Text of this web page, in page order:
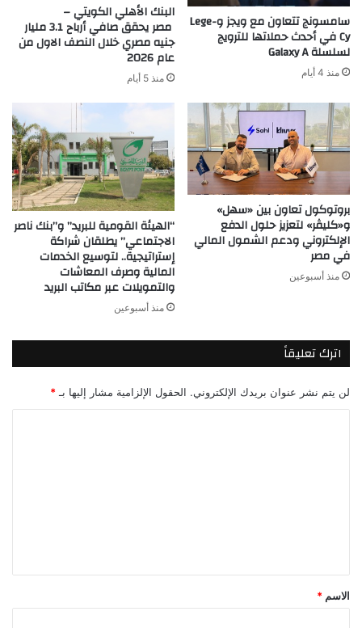
سامسونج تتعاون مع ويجز وLege-
Cy في أحدث حملاتها للترويج
لسلسلة Galaxy A
منذ 4 أيام
البنك الأهلي الكويتي –
مصر يحقق صافي أرباح 3.1 مليار
جنيه مصري خلال النصف الاول من
عام 2026
منذ 5 أيام
بروتوكول تعاون بين «سهل»
و«كليڤر» لتعزيز حلول الدفع
الإلكتروني ودعم الشمول المالي
في مصر
منذ أسبوعين
“الهيئة القومية للبريد” و”بنك ناصر
الاجتماعي” يطلقان شراكة
إستراتيجية.. لتوسيع الخدمات
المالية وصرف المعاشات
والتمويلات عبر مكاتب البريد
منذ أسبوعين
اترك تعليقاً
لن يتم نشر عنوان بريدك الإلكتروني. الحقول الإلزامية مشار إليها بـ *
*
الاسم *